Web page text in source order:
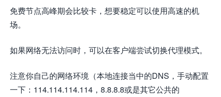
免费节点高峰期会比较卡，想要稳定可以使用高速的机
场。
如果网络无法访问时，可以在客户端尝试切换代理模式。
注意你自己的网络环境（本地连接当中的DNS，手动配置
一下：114.114.114.114，8.8.8.8或是其它公共的